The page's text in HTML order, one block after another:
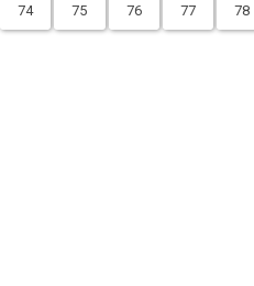
74 75 76 77 78